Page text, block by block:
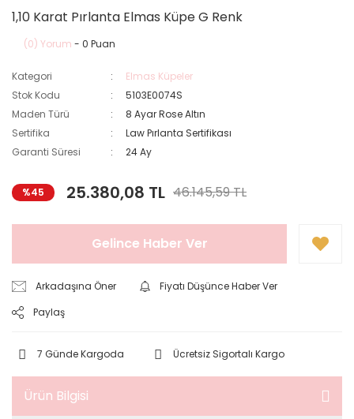
1,10 Karat Pırlanta Elmas Küpe G Renk
(0) Yorum - 0 Puan
Kategori
Elmas Küpeler
Stok Kodu
5103E0074S
Maden Türü
8 Ayar Rose Altın
Sertifika
Law Pırlanta Sertifikası
Garanti Süresi
24 Ay
%45 25.380,08 TL 46.145,59 TL
Gelince Haber Ver
Arkadaşına Öner
Fiyatı Düşünce Haber Ver
Paylaş
7 Günde Kargoda Ücretsiz Sigortalı Kargo
Ürün Bilgisi